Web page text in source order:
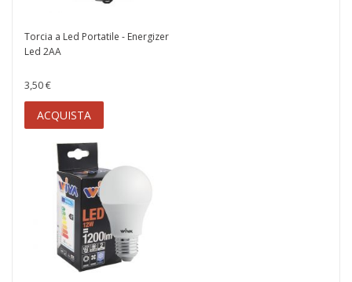
Torcia a Led Portatile - Energizer
Led 2AA
3,50 €
ACQUISTA